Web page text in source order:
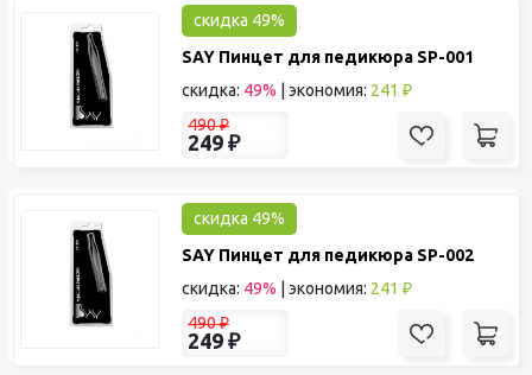
скидка 49%
SAY Пинцет для педикюра SP-001
скидка: 49% |экономия: 241 ₽
490₽
249 ₽
скидка 49%
SAY Пинцет для педикюра SP-002
скидка: 49% |экономия: 241 ₽
490₽
249 ₽